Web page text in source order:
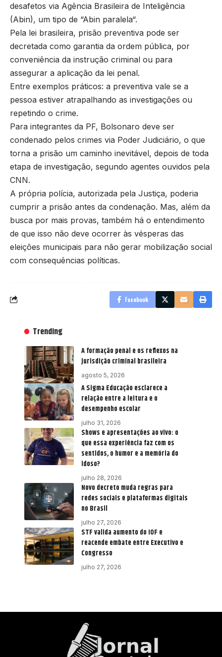
desafetos via Agência Brasileira de Inteligência
(Abin), um tipo de “Abin paralela“.
Pela lei brasileira, prisão preventiva pode ser
decretada como garantia da ordem pública, por
conveniência da instrução criminal ou para
assegurar a aplicação da lei penal.
Entre exemplos práticos: a preventiva vale se a
pessoa estiver atrapalhando as investigações ou
repetindo o crime.
Para integrantes da PF, Bolsonaro deve ser
condenado pelos crimes via Poder Judiciário, o que
torna a prisão um caminho inevitável, depois de toda
etapa de investigação, segundo agentes ouvidos pela
CNN.
A própria polícia, autorizada pela Justiça, poderia
cumprir a prisão antes da condenação. Mas, além da
busca por mais provas, também há o entendimento
de que isso não deve ocorrer às vésperas das
eleições municipais para não gerar mobilização social
com consequências políticas.
Facebook
Trending
A formação penal e os reflexos na
jurisdição criminal brasileira
agosto 5, 2026
A Sigma Educação esclarece a
relação entre a leitura e o
desempenho escolar
julho 31, 2026
Shows e apresentações ao vivo: o
que essa experiência faz com os
sentidos, o humor e a memória do
idoso?
julho 28, 2026
Novo decreto muda regras para
redes sociais e plataformas digitais
no Brasil
julho 27, 2026
STF valida aumento do IOF e
reacende embate entre Executivo e
Congresso
julho 27, 2026